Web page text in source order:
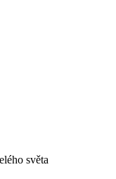
světa